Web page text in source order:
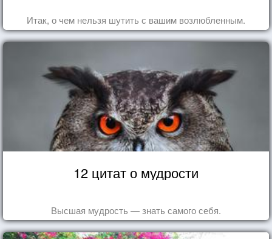
Итак, о чем нельзя шутить с вашим возлюбленным.
12 цитат о мудрости
Высшая мудрость — знать самого себя.